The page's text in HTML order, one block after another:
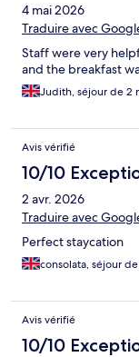
4 mai 2026
Traduire avec
Staff were very
and the breakfast
Judith, séjour de 2
Avis vérifié
10/10
2 avr. 2026
Traduire avec
Perfect staycation
consolata, séjour
Avis vérifié
10/10